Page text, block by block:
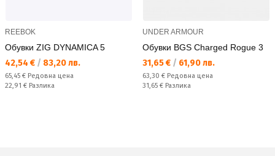
REEBOK
Обувки ZIG DYNAMICA 5
Текуща цена:
42,54 € / 83,20 лв.
Редовна цена:
65,45 € Редовна цена
Спестявате:
22,91 € Разлика
UNDER ARMOUR
Обувки BGS Charged Rogue 3
Текуща цена:
31,65 € / 61,90 лв.
Редовна цена:
63,30 € Редовна цена
Спестявате:
31,65 € Разлика